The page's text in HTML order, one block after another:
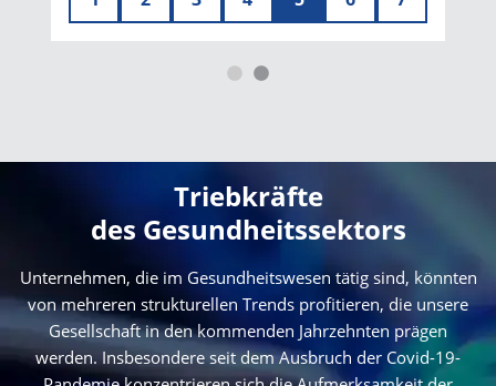
Triebkräfte
des Gesundheitssektors
Unternehmen, die im Gesundheitswesen tätig sind, könnten
von mehreren strukturellen Trends profitieren, die unsere
Gesellschaft in den kommenden Jahrzehnten prägen
werden. Insbesondere seit dem Ausbruch der Covid-19-